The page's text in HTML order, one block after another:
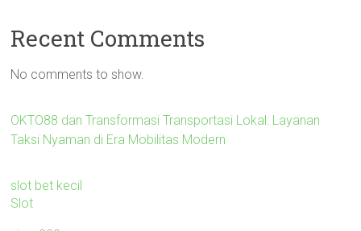
Recent Comments
No comments to show.
OKTO88 dan Transformasi Transportasi Lokal: Layanan
Taksi Nyaman di Era Mobilitas Modern
slot bet kecil
Slot